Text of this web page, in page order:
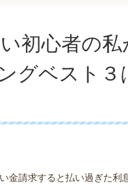
初心者の私
グベスト３
金請求すると払い過ぎた利